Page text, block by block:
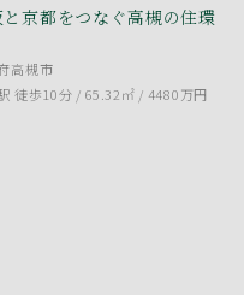
京都をつなぐ高槻の住環
高槻市
徒歩10分 / 65.32㎡ / 4480万円